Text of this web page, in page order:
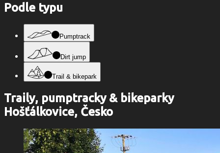
Podle typu
Pumptrack
Dirt jump
Trail & bikepark
Traily, pumptracky & bikeparky
Hošťálkovice, Česko